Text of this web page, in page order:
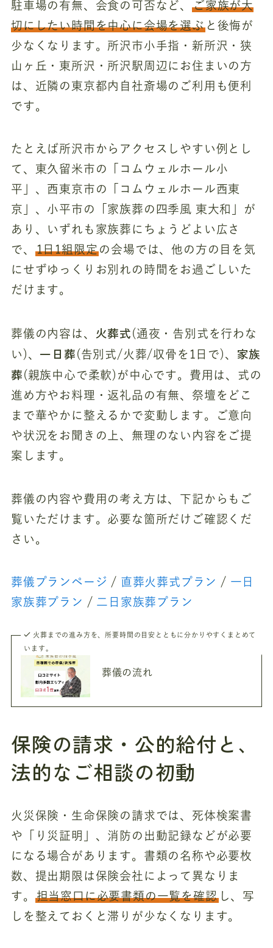
駐車場の有無、会食の可否など、ご家族が大
切にしたい時間を中心に会場を選ぶと後悔が
少なくなります。所沢市小手指・新所沢・狭
山ヶ丘・東所沢・所沢駅周辺にお住まいの方
は、近隣の東京都内自社斎場のご利用も便利
です。
たとえば所沢市からアクセスしやすい例とし
て、東久留米市の「コムウェルホール小
平」、西東京市の「コムウェルホール西東
京」、小平市の「家族葬の四季風 東大和」が
あり、いずれも家族葬にちょうどよい広さ
で、
1日1組限定の会場では、他の方の目を気
にせずゆっくりお別れの時間をお過ごしいた
だけます。
葬儀の内容は、 火葬式 (通夜・告別式を行わな
い)、 一日葬 (告別式/火葬/収骨を1日で)、 家族
葬 (親族中心で柔軟)が中心です。費用は、式の
進め方やお料理・返礼品の有無、祭壇をどこ
まで華やかに整えるかで変動します。ご意向
や状況をお聞きの上、無理のない内容をご提
案します。
葬儀の内容や費用の考え方は、下記からもご
覧いただけます。必要な箇所だけご確認くだ
さい。
葬儀プランページ / 直葬火葬式プラン / 一日
家族葬プラン / 二日家族葬プラン
火葬までの進み方を、所要時間の目安とともに分かりやすくまとめて
います。
葬儀の流れ
保険の請求・公的給付と、
法的なご相談の初動
火災保険・生命保険の請求では、死体検案書
や「り災証明」、消防の出動記録などが必要
になる場合があります。書類の名称や必要枚
数、提出期限は保険会社によって異なりま
す。
担当窓口に必要書類の一覧を確認し、写
しを整えておくと滞りが少なくなります。